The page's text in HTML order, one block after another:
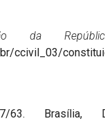
da
ccivil_03/
63. Brasília,